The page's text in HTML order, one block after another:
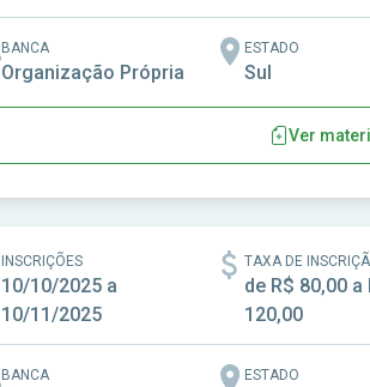
BANCA
Organização Própria
ESTADO
Sul
Ver
INSCRIÇÕES
10/10/2025 a
10/11/2025
TAXA DE
de R$ 80,00 a
120,00
BANCA ESTADO